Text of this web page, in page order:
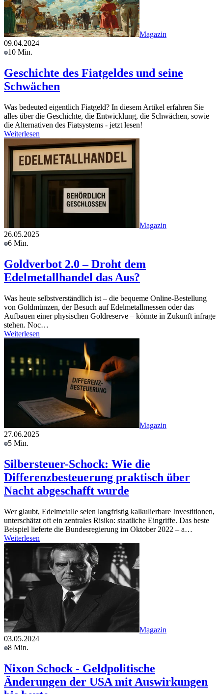
Magazin
09.04.2024
10 Min.
Geschichte des Fiatgeldes und seine
Schwächen
Was bedeuted eigentlich Fiatgeld? In diesem Artikel erfahren Sie
alles über die Geschichte, die Entwicklung, die Schwächen, sowie
die Alternativen des Fiatsystems - jetzt lesen!
Weiterlesen
Magazin
26.05.2025
6 Min.
Goldverbot 2.0 – Droht dem
Edelmetallhandel das Aus?
Was heute selbstverständlich ist – die bequeme Online-Bestellung
von Goldmünzen, der Besuch auf Edelmetallmessen oder das
Aufbauen einer physischen Goldreserve – könnte in Zukunft infrage
stehen. Noc…
Weiterlesen
Magazin
27.06.2025
5 Min.
Silbersteuer-Schock: Wie die
Differenzbesteuerung praktisch über
Nacht abgeschafft wurde
Wer glaubt, Edelmetalle seien langfristig kalkulierbare Investitionen,
unterschätzt oft ein zentrales Risiko: staatliche Eingriffe. Das beste
Beispiel lieferte die Bundesregierung im Oktober 2022 – a…
Weiterlesen
Magazin
03.05.2024
8 Min.
Nixon Schock - Geldpolitische
Änderungen der USA mit Auswirkungen